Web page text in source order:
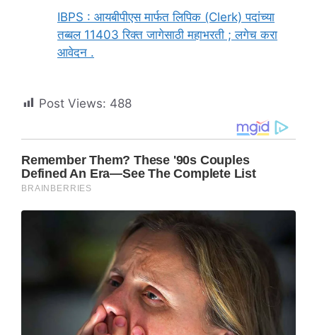
IBPS : आयबीपीएस मार्फत लिपिक (Clerk) पदांच्या
तब्बल 11403 रिक्त जागेसाठी महाभरती ; लगेच करा
आवेदन .
Post Views: 488